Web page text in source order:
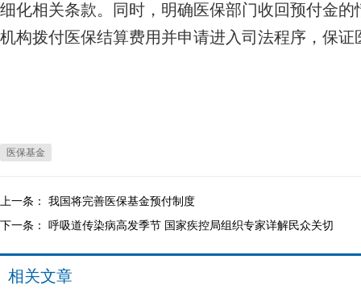
细化相关条款。同时，明确医保部门收回预付金
机构拨付医保结算费用并申请进入司法程序，保证
医保基金
上一条： 我国将完善医保基金预付制度
下一条： 呼吸道传染病高发季节 国家疾控局组织专家详解民众关切
相关文章